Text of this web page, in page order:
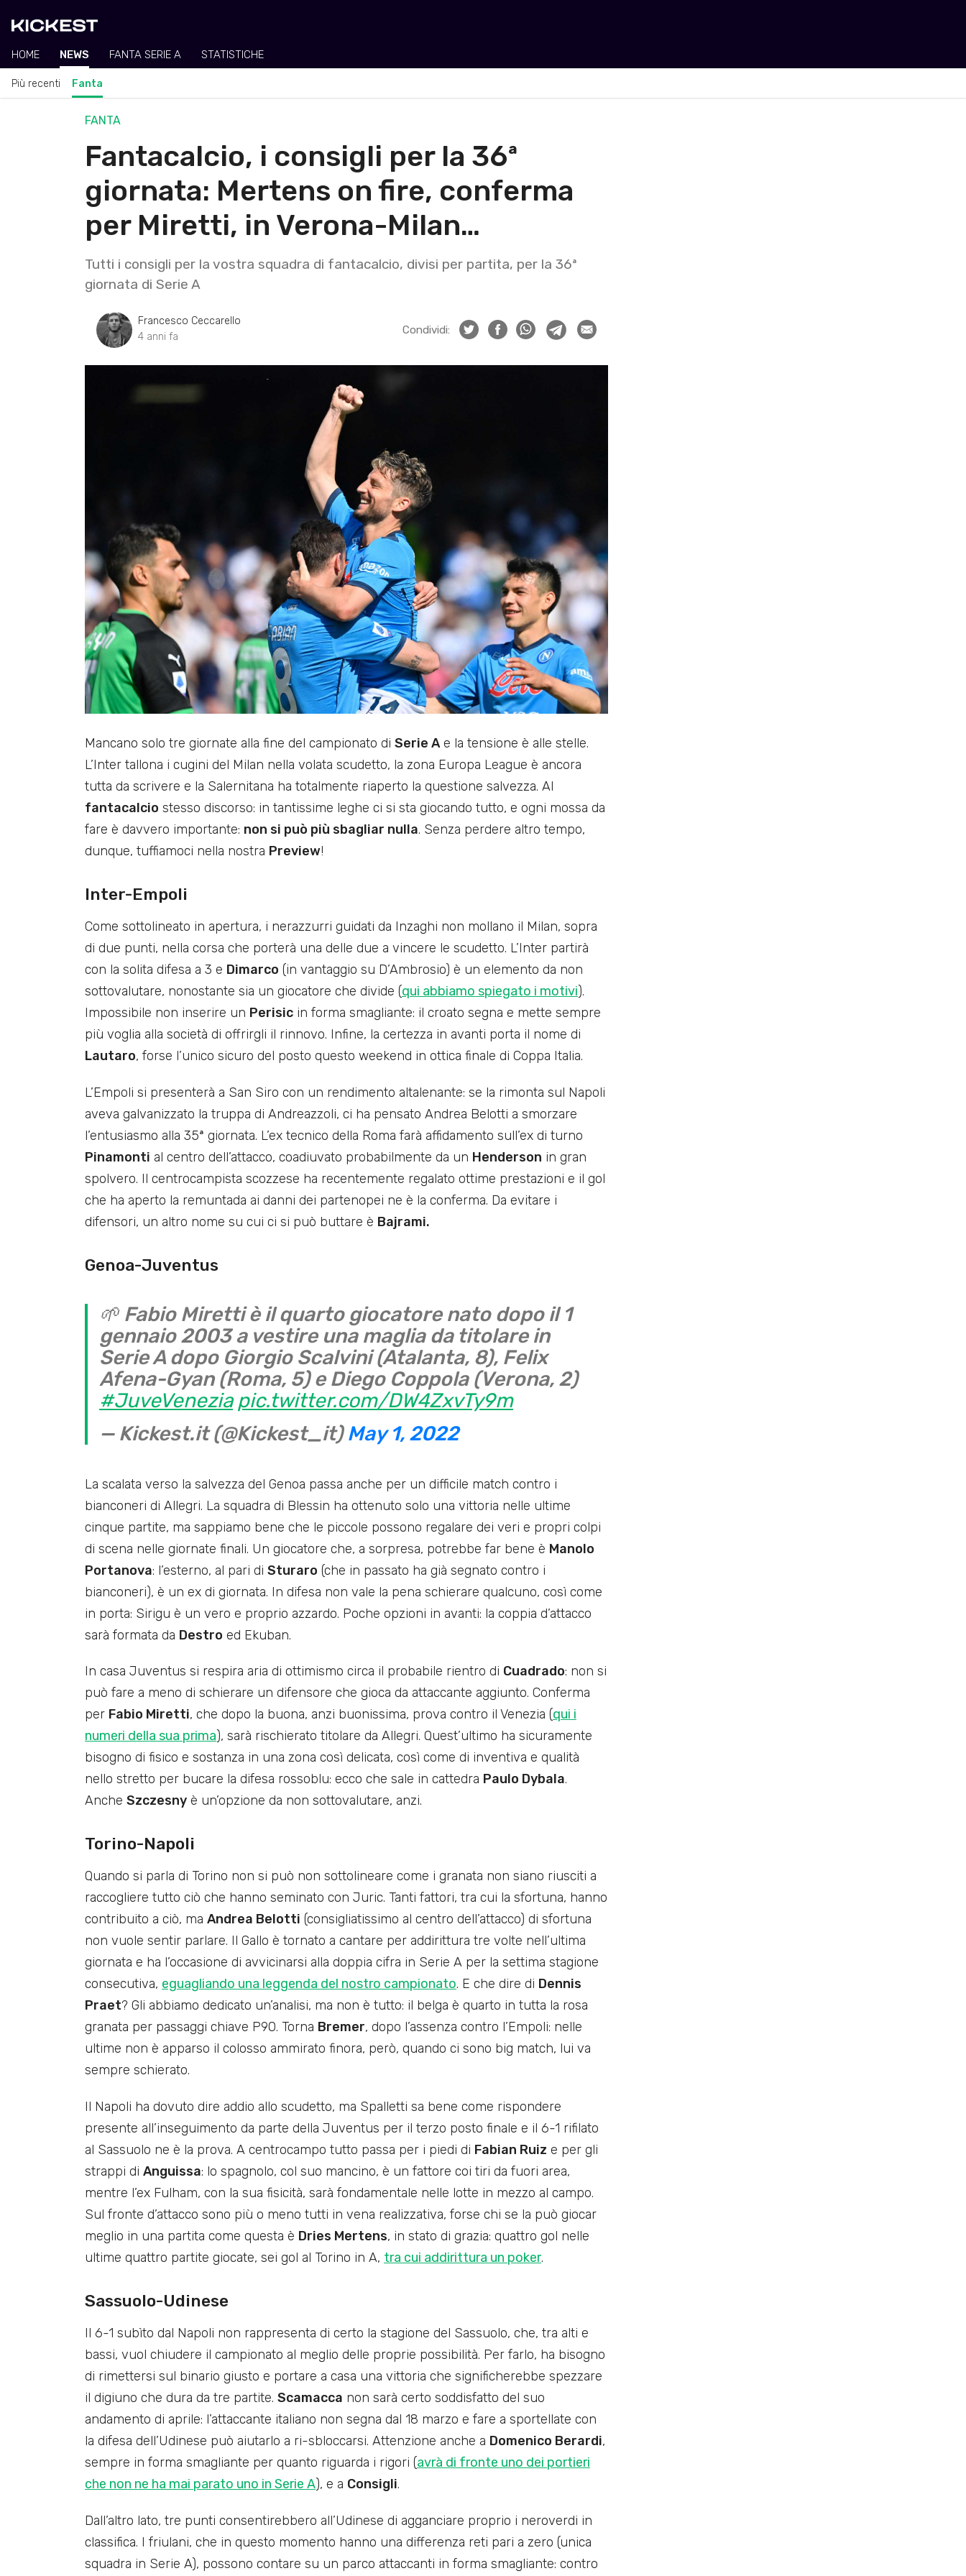
HOME NEWS FANTA SERIE A STATISTICHE
Più recenti Fanta
FANTA
Fantacalcio, i consigli per la 36ª
giornata: Mertens on fire, conferma
per Miretti, in Verona-Milan…
Tutti i consigli per la vostra squadra di fantacalcio, divisi per partita, per la 36ª
giornata di Serie A
Francesco Ceccarello
4 anni fa
Condividi:
Mancano solo tre giornate alla fine del campionato di Serie Ae la tensione è alle stelle.
L’Inter tallona i cugini del Milan nella volata scudetto, la zona Europa League è ancora
tutta da scrivere e la Salernitana ha totalmente riaperto la questione salvezza. Al
fantacalcio stesso discorso: in tantissime leghe ci si sta giocando tutto, e ogni mossa da
fare è davvero importante: non si può più sbagliar nulla. Senza perdere altro tempo,
dunque, tuffiamoci nella nostra Preview!
Inter-Empoli
Come sottolineato in apertura, i nerazzurri guidati da Inzaghi non mollano il Milan, sopra
di due punti, nella corsa che porterà una delle due a vincere le scudetto. L’Inter partirà
con la solita difesa a 3 e Dimarco (in vantaggio su D’Ambrosio) è un elemento da non
sottovalutare, nonostante sia un giocatore che divide (qui abbiamo spiegato i motivi).
Impossibile non inserire un Perisic in forma smagliante: il croato segna e mette sempre
più voglia alla società di offrirgli il rinnovo. Infine, la certezza in avanti porta il nome di
Lautaro, forse l’unico sicuro del posto questo weekend in ottica finale di Coppa Italia.
L’Empoli si presenterà a San Siro con un rendimento altalenante: se la rimonta sul Napoli
aveva galvanizzato la truppa di Andreazzoli, ci ha pensato Andrea Belotti a smorzare
l’entusiasmo alla 35ª giornata. L’ex tecnico della Roma farà affidamento sull’ex di turno
Pinamonti al centro dell’attacco, coadiuvato probabilmente da un Henderson in gran
spolvero. Il centrocampista scozzese ha recentemente regalato ottime prestazioni e il gol
che ha aperto la remuntada ai danni dei partenopei ne è la conferma. Da evitare i
difensori, un altro nome su cui ci si può buttare è Bajrami.
Genoa-Juventus
🌱 Fabio Miretti è il quarto giocatore nato dopo il 1
gennaio 2003 a vestire una maglia da titolare in
Serie A dopo Giorgio Scalvini (Atalanta, 8), Felix
Afena-Gyan (Roma, 5) e Diego Coppola (Verona, 2)
#JuveVenezia pic.twitter.com/DW4ZxvTy9m
— Kickest.it (@Kickest_it)May 1, 2022
La scalata verso la salvezza del Genoa passa anche per un difficile match contro i
bianconeri di Allegri. La squadra di Blessin ha ottenuto solo una vittoria nelle ultime
cinque partite, ma sappiamo bene che le piccole possono regalare dei veri e propri colpi
di scena nelle giornate finali. Un giocatore che, a sorpresa, potrebbe far bene è Manolo
Portanova: l’esterno, al pari di Sturaro (che in passato ha già segnato contro i
bianconeri), è un ex di giornata. In difesa non vale la pena schierare qualcuno, così come
in porta: Sirigu è un vero e proprio azzardo. Poche opzioni in avanti: la coppia d’attacco
sarà formata da Destro ed Ekuban.
In casa Juventus si respira aria di ottimismo circa il probabile rientro di Cuadrado: non si
può fare a meno di schierare un difensore che gioca da attaccante aggiunto. Conferma
per Fabio Miretti, che dopo la buona, anzi buonissima, prova contro il Venezia (qui i
numeri della sua prima), sarà rischierato titolare da Allegri. Quest’ultimo ha sicuramente
bisogno di fisico e sostanza in una zona così delicata, così come di inventiva e qualità
nello stretto per bucare la difesa rossoblu: ecco che sale in cattedra Paulo Dybala.
Anche Szczesny è un’opzione da non sottovalutare, anzi.
Torino-Napoli
Quando si parla di Torino non si può non sottolineare come i granata non siano riusciti a
raccogliere tutto ciò che hanno seminato con Juric. Tanti fattori, tra cui la sfortuna, hanno
contribuito a ciò, ma Andrea Belotti (consigliatissimo al centro dell’attacco) di sfortuna
non vuole sentir parlare. Il Gallo è tornato a cantare per addirittura tre volte nell’ultima
giornata e ha l’occasione di avvicinarsi alla doppia cifra in Serie A per la settima stagione
consecutiva, eguagliando una leggenda del nostro campionato. E che dire di Dennis
Praet? Gli abbiamo dedicato un’analisi, ma non è tutto: il belga è quarto in tutta la rosa
granata per passaggi chiave P90. Torna Bremer, dopo l’assenza contro l’Empoli: nelle
ultime non è apparso il colosso ammirato finora, però, quando ci sono big match, lui va
sempre schierato.
Il Napoli ha dovuto dire addio allo scudetto, ma Spalletti sa bene come rispondere
presente all’inseguimento da parte della Juventus per il terzo posto finale e il 6-1 rifilato
al Sassuolo ne è la prova. A centrocampo tutto passa per i piedi di Fabian Ruiz e per gli
strappi di Anguissa: lo spagnolo, col suo mancino, è un fattore coi tiri da fuori area,
mentre l’ex Fulham, con la sua fisicità, sarà fondamentale nelle lotte in mezzo al campo.
Sul fronte d’attacco sono più o meno tutti in vena realizzativa, forse chi se la può giocar
meglio in una partita come questa è Dries Mertens, in stato di grazia: quattro gol nelle
ultime quattro partite giocate, sei gol al Torino in A, tra cui addirittura un poker.
Sassuolo-Udinese
Il 6-1 subìto dal Napoli non rappresenta di certo la stagione del Sassuolo, che, tra alti e
bassi, vuol chiudere il campionato al meglio delle proprie possibilità. Per farlo, ha bisogno
di rimettersi sul binario giusto e portare a casa una vittoria che significherebbe spezzare
il digiuno che dura da tre partite. Scamacca non sarà certo soddisfatto del suo
andamento di aprile: l’attaccante italiano non segna dal 18 marzo e fare a sportellate con
la difesa dell’Udinese può aiutarlo a ri-sbloccarsi. Attenzione anche a Domenico Berardi,
sempre in forma smagliante per quanto riguarda i rigori (avrà di fronte uno dei portieri
che non ne ha mai parato uno in Serie A), e a Consigli.
Dall’altro lato, tre punti consentirebbero all’Udinese di agganciare proprio i neroverdi in
classifica. I friulani, che in questo momento hanno una differenza reti pari a zero (unica
squadra in Serie A), possono contare su un parco attaccanti in forma smagliante: contro